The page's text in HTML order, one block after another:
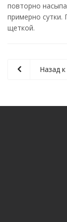
повторно
примерно сутки.
щеткой.
Назад к